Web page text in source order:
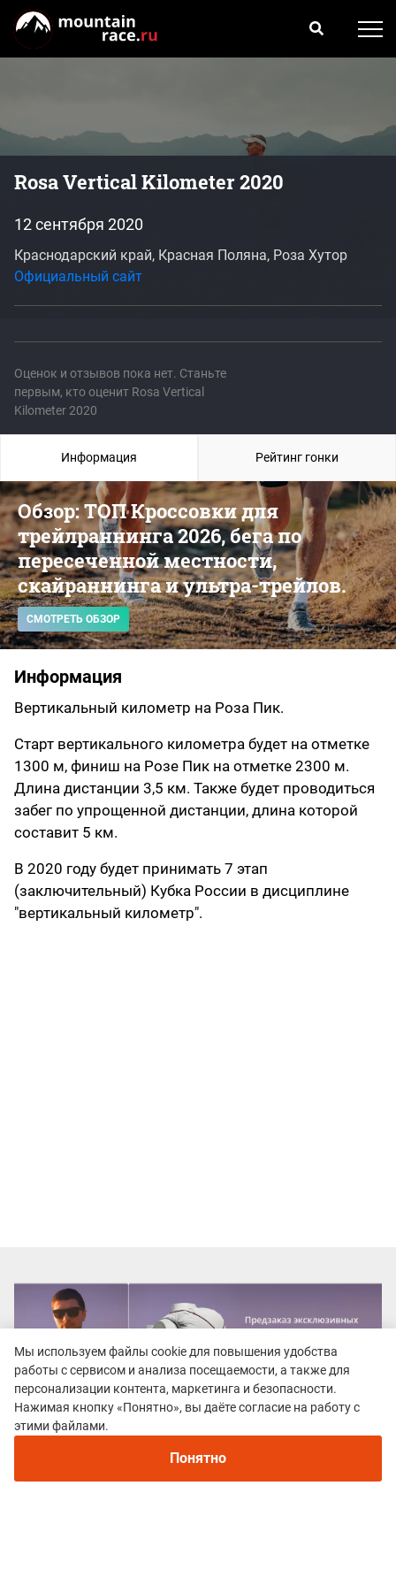
Rosa Vertical Kilometer 2020
Оценок и отзывов пока нет. Станьте
первым, кто оценит Rosa Vertical
Kilometer 2020
12 сентября 2020
Краснодарский край, Красная Поляна, Роза Хутор
Официальный сайт
Обзор: ТОП Кроссовки для
трейлраннинга 2026, бега по
пересеченной местности,
скайраннинга и ультра-трейлов.
СМОТРЕТЬ ОБЗОР
Информация
Вертикальный километр на Роза Пик.
Старт вертикального километра будет на отметке
1300 м, финиш на Розе Пик на отметке 2300 м.
Длина дистанции 3,5 км. Также будет проводиться
забег по упрощенной дистанции, длина которой
составит 5 км.
В 2020 году будет принимать 7 этап
(заключительный) Кубка России в дисциплине
"вертикальный километр".
Информация Рейтинг гонки
Мы используем файлы cookie для повышения удобства
работы с сервисом и анализа посещаемости, а также для
персонализации контента, маркетинга и безопасности.
Нажимая кнопку «Понятно», вы даёте согласие на работу с
этими файлами.
Понятно